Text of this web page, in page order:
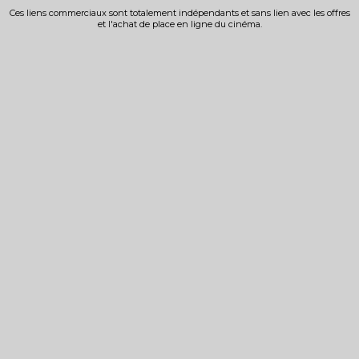
Ces liens commerciaux sont totalement indépendants et sans lien avec les offres
et l'achat de place en ligne du cinéma.